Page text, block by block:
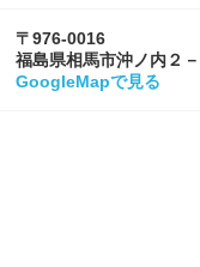
〒976-0016
福島県相馬市沖ノ内２
GoogleMapで見る